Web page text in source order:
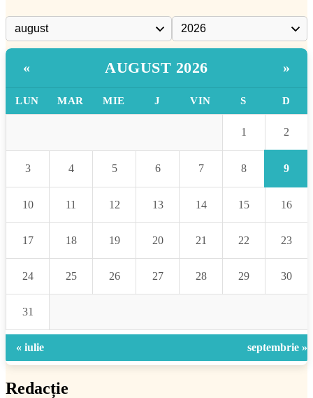
« AUGUST 2026 »
LUN MAR MIE J VIN S D
1 2
3 4 5 6 7 8 9
10 11 12 13 14 15 16
17 18 19 20 21 22 23
24 25 26 27 28 29 30
31
« iulie septembrie »
Redacție